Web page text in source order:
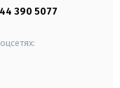
390 5077